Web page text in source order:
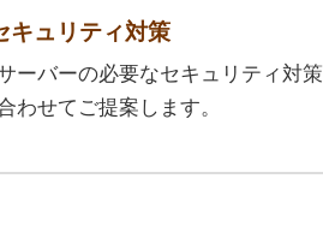
キュリティ対策
ーバーの必要なセキュリティ対策
わせてご提案します。